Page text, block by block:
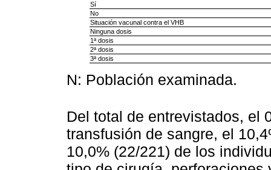
Sí
No
Situación vacunal contra el VHB
Ninguna dosis
1ª dosis
2ª dosis
3ª dosis
N: Población examinada.
Del total de entrevistados, el
transfusión de sangre, el
10,0% (22/221) de los